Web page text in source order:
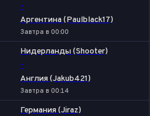
-
Аргентина (Paulblack17)
Завтра в 00:00
Нидерланды (Shooter)
-
Англия (Jakub421)
Завтра в 00:14
Германия (Jiraz)